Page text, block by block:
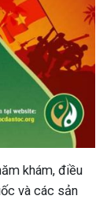
khám, điều
và các sản